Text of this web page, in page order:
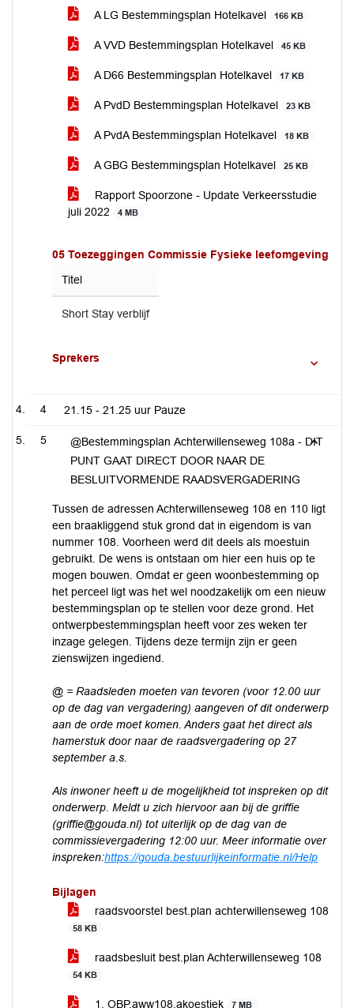
A LG Bestemmingsplan Hotelkavel 166 KB
A VVD Bestemmingsplan Hotelkavel 45 KB
A D66 Bestemmingsplan Hotelkavel 17 KB
A PvdD Bestemmingsplan Hotelkavel 23 KB
A PvdA Bestemmingsplan Hotelkavel 18 KB
A GBG Bestemmingsplan Hotelkavel 25 KB
Rapport Spoorzone - Update Verkeersstudie
juli 2022
4 MB
05 Toezeggingen Commissie Fysieke leefomgeving
Titel
Short Stay verblijf
Sprekers
4 21.15 - 21.25 uur Pauze
5
@Bestemmingsplan Achterwillenseweg 108a - DIT
PUNT GAAT DIRECT DOOR NAAR DE
BESLUITVORMENDE RAADSVERGADERING
Tussen de adressen Achterwillenseweg 108 en 110 ligt
een braakliggend stuk grond dat in eigendom is van
nummer 108. Voorheen werd dit deels als moestuin
gebruikt. De wens is ontstaan om hier een huis op te
mogen bouwen. Omdat er geen woonbestemming op
het perceel ligt was het wel noodzakelijk om een nieuw
bestemmingsplan op te stellen voor deze grond. Het
ontwerpbestemmingsplan heeft voor zes weken ter
inzage gelegen. Tijdens deze termijn zijn er geen
zienswijzen ingediend.
@ = Raadsleden moeten van tevoren (voor 12.00 uur
op de dag van vergadering) aangeven of dit onderwerp
aan de orde moet komen. Anders gaat het direct als
hamerstuk door naar de raadsvergadering op 27
september a.s.
Als inwoner heeft u de mogelijkheid tot inspreken op dit
onderwerp. Meldt u zich hiervoor aan bij de griffie
(griffie@gouda.nl) tot uiterlijk op de dag van de
commissievergadering 12:00 uur. Meer informatie over
inspreken:https://gouda.bestuurlijkeinformatie.nl/Help
Bijlagen
raadsvoorstel best.plan achterwillenseweg 108
58 KB
raadsbesluit best.plan Achterwillenseweg 108
54 KB
1. OBP.aww108.akoestiek 7 MB